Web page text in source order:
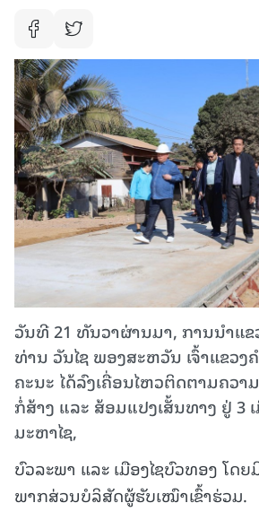
ວັນທີ 21 ທັນວາຜ່ານມາ, ການນໍາແຂ
ທ່ານ ວັນໄຊ ພອງສະຫວັນ ເຈົ້າແຂວ
ຄະນະ ໄດ້ລົງເຄື່ອນໄຫວຕິດຕາມຄວ
ກໍ່ສ້າງ ແລະ ສ້ອມແປງເສັ້ນທາງ ຢູ່ 3
ມະຫາໄຊ,
ບົວລະພາ ແລະ ເມືອງໄຊບົວທອງ ໂດ
ພາກສ່ວນບໍລິສັດຜູ້ຮັບເໝົາເຂົ້າຮ່ວມ.